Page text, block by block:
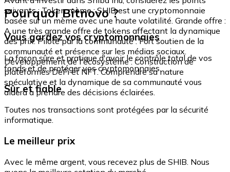
suivants : Token mème : SHIB est une cryptomonnaie
basée sur un mème avec une haute volatilité. Grande offre :
A une très grande offre de tokens affectant la dynamique
des prix. Piloté par la communauté : Fort soutien de la
communauté et présence sur les médias sociaux.
Développement de l'écosystème : Construction de
plateformes DeFi et NFT. Comprendre sa nature
spéculative et la dynamique de sa communauté vous
aidera à prendre des décisions éclairées.
Pourquoi Bitnovo ?
Vous gardez vos cryptomonnaies
La façon sûre et pratique d'avoir le contrôle total de vos
fonds et de protéger vos cryptomonnaies.
Sûr et fiable
Toutes nos transactions sont protégées par la sécurité
informatique.
Le meilleur prix
Avec le même argent, vous recevez plus de SHIB. Nous